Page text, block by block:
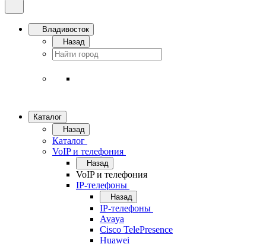
Владивосток
Назад
Каталог
Назад
Каталог
VoIP и телефония
Назад
VoIP и телефония
IP-телефоны
Назад
IP-телефоны
Avaya
Cisco TelePresence
Huawei